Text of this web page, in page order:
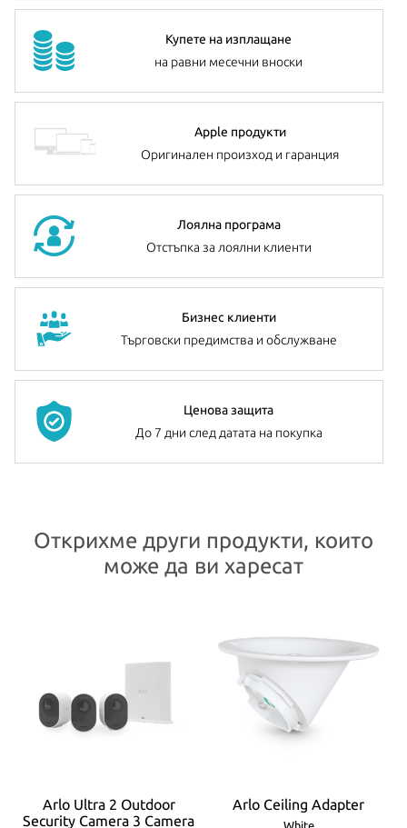
Купете на изплащане
на равни месечни вноски
Apple продукти
Оригинален произход и гаранция
Лоялна програма
Отстъпка за лоялни клиенти
Бизнес клиенти
Търговски предимства и обслужване
Ценова защита
До 7 дни след датата на покупка
Открихме други продукти, които
може да ви харесат
Arlo Ultra 2 Outdoor
Security Camera 3 Camera
Arlo Ceiling Adapter
White